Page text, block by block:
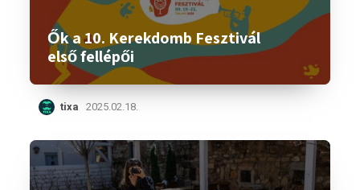
Ők a 10. Kerekdomb Fesztivál
első fellépői
tixa 2025.02.18.